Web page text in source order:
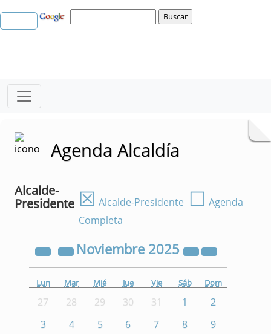
Agenda Alcaldía
Alcalde-
Presidente ☒ Alcalde-Presidente ☐ Agenda
Completa
Noviembre 2025
Lun Mar Mié Jue Vie Sáb Dom
27 28 29 30 31 1
2
3
4 5 6 7 8
9